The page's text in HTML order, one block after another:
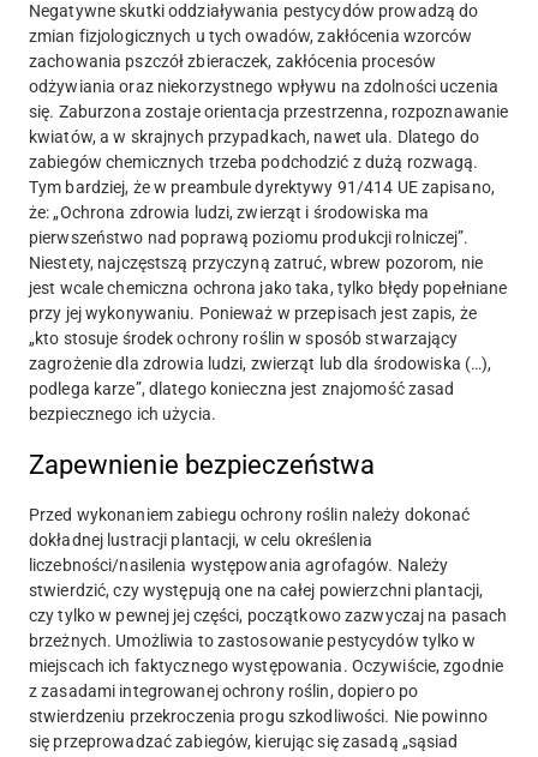
Negatywne skutki oddziaływania pestycydów prowadzą do
zmian fizjologicznych u tych owadów, zakłócenia wzorców
zachowania pszczół zbieraczek, zakłócenia procesów
odżywiania oraz niekorzystnego wpływu na zdolności uczenia
się. Zaburzona zostaje orientacja przestrzenna, rozpoznawanie
kwiatów, a w skrajnych przypadkach, nawet ula. Dlatego do
zabiegów chemicznych trzeba podchodzić z dużą rozwagą.
Tym bardziej, że w preambule dyrektywy 91/414 UE zapisano,
że: „Ochrona zdrowia ludzi, zwierząt i środowiska ma
pierwszeństwo nad poprawą poziomu produkcji rolniczej”.
Niestety, najczęstszą przyczyną zatruć, wbrew pozorom, nie
jest wcale chemiczna ochrona jako taka, tylko błędy popełniane
przy jej wykonywaniu. Ponieważ w przepisach jest zapis, że
„kto stosuje środek ochrony roślin w sposób stwarzający
zagrożenie dla zdrowia ludzi, zwierząt lub dla środowiska (…),
podlega karze”, dlatego konieczna jest znajomość zasad
bezpiecznego ich użycia.
Zapewnienie bezpieczeństwa
Przed wykonaniem zabiegu ochrony roślin należy dokonać
dokładnej lustracji plantacji, w celu określenia
liczebności/nasilenia występowania agrofagów. Należy
stwierdzić, czy występują one na całej powierzchni plantacji,
czy tylko w pewnej jej części, początkowo zazwyczaj na pasach
brzeżnych. Umożliwia to zastosowanie pestycydów tylko w
miejscach ich faktycznego występowania. Oczywiście, zgodnie
z zasadami integrowanej ochrony roślin, dopiero po
stwierdzeniu przekroczenia progu szkodliwości. Nie powinno
się przeprowadzać zabiegów, kierując się zasadą „sąsiad